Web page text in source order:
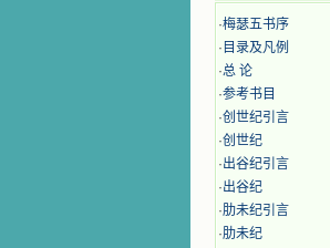
·梅瑟五书序
· 目录及凡例
·总 论
·参考书目
·创世纪引言
·创世纪
·出谷纪引言
·出谷纪
·肋未纪引言
·肋未纪